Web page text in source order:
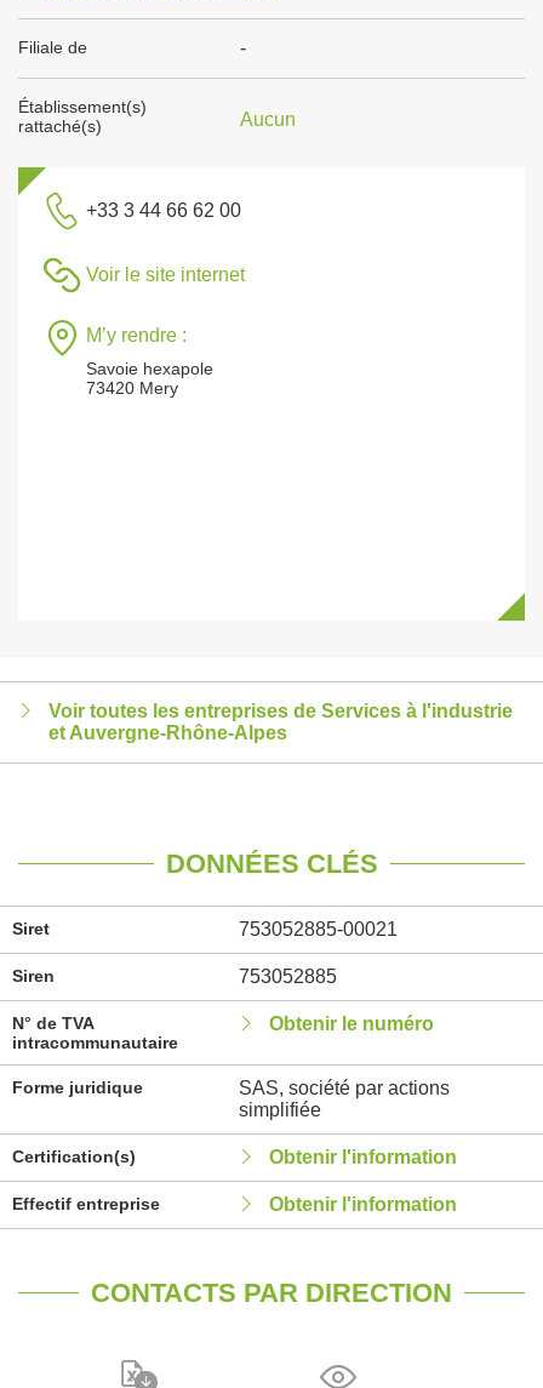
Filiale de -
Établissement(s)
rattaché(s)
Aucun
+33 3 44 66 62 00
Voir le site internet
M’y rendre :
Savoie hexapole
73420 Mery
Voir toutes les entreprises de Services à l'industrie
et Auvergne-Rhône-Alpes
DONNÉES CLÉS
Siret 753052885-00021
Siren 753052885
N° de TVA
intracommunautaire
Obtenir le numéro
Forme juridique
SAS, société par actions
simplifiée
Certification(s) Obtenir l'information
Effectif entreprise Obtenir l'information
CONTACTS PAR DIRECTION